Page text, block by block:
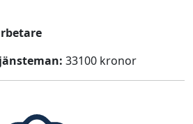
33100 kronor